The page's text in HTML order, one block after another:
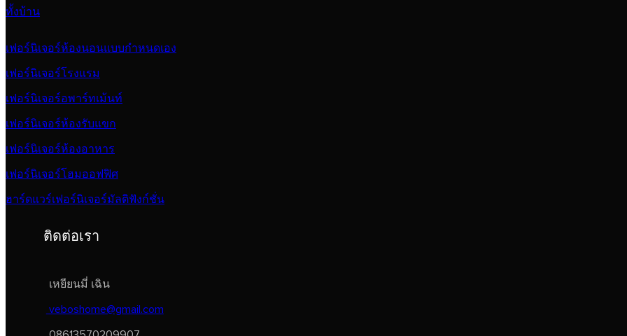
ทั้งบ้าน
เฟอร์นิเจอร์ห้องนอนแบบกำหนดเอง
เฟอร์นิเจอร์โรงแรม
เฟอร์นิเจอร์อพาร์ทเม้นท์
เฟอร์นิเจอร์ห้องรับแขก
เฟอร์นิเจอร์ห้องอาหาร
เฟอร์นิเจอร์โฮมออฟฟิศ
ฮาร์ดแวร์เฟอร์นิเจอร์มัลติฟังก์ชั่น
ติดต่อเรา
เหยียนมี่ เฉิน
veboshome@gmail.com